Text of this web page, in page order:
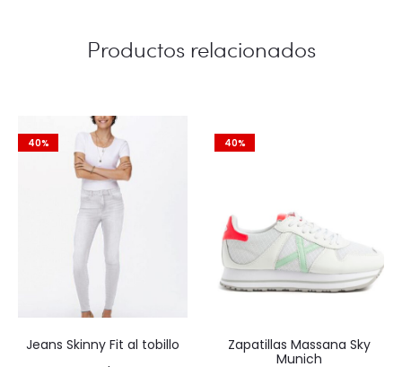
Productos relacionados
40%
Jeans Skinny Fit al tobillo
40%
Zapatillas Massana Sky
Munich